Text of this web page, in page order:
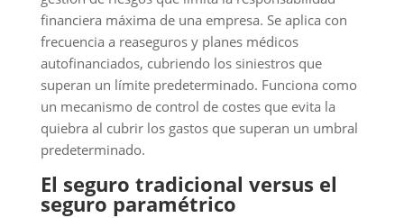
financiera máxima de una empresa. Se aplica con
frecuencia a reaseguros y planes médicos
autofinanciados, cubriendo los siniestros que
superan un límite predeterminado. Funciona como
un mecanismo de control de costes que evita la
quiebra al cubrir los gastos que superan un umbral
predeterminado.
El seguro tradicional versus el
seguro paramétrico